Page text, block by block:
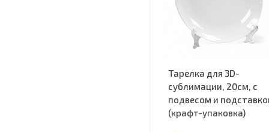
Тарелка для 3D-
сублимации, 20см, с
подвесом и
(крафт-упаковка)